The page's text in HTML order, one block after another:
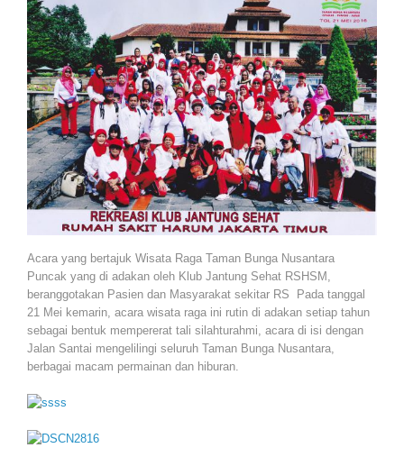
Acara yang bertajuk Wisata Raga Taman Bunga Nusantara
Puncak yang di adakan oleh Klub Jantung Sehat RSHSM,
beranggotakan Pasien dan Masyarakat sekitar RS Pada tanggal
21 Mei kemarin, acara wisata raga ini rutin di adakan setiap tahun
sebagai bentuk mempererat tali silahturahmi, acara di isi dengan
Jalan Santai mengelilingi seluruh Taman Bunga Nusantara,
berbagai macam permainan dan hiburan.